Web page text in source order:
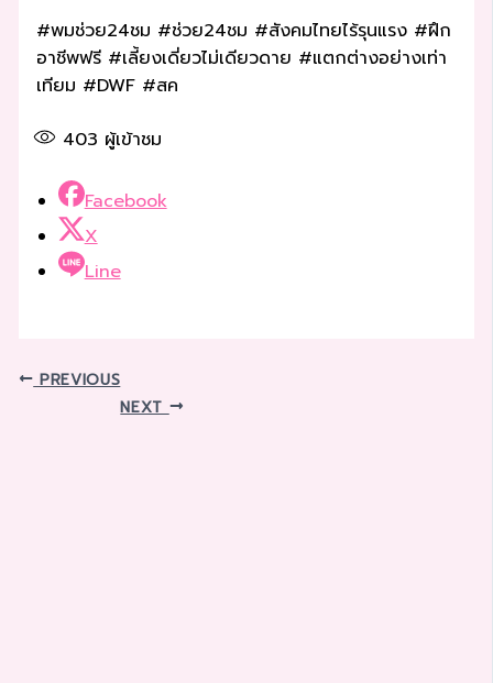
#พมช่วย24ชม #ช่วย24ชม #สังคมไทยไร้รุนแรง #ฝึก
อาชีพฟรี #เลี้ยงเดี่ยวไม่เดียวดาย #แตกต่างอย่างเท่า
เทียม #DWF #สค
403 ผู้เข้าชม
Facebook
X
Line
PREVIOUS
NEXT